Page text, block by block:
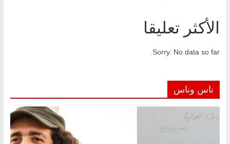
الأكثر تعليقا
Sorry. No data so far.
ناس وناس